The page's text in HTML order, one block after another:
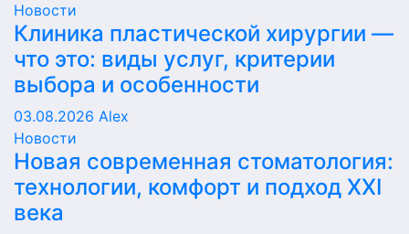
Новости
Клиника пластической хирургии —
что это: виды услуг, критерии
выбора и особенности
03.08.2026 Alex
Новости
Новая современная стоматология:
технологии, комфорт и подход XXI
века